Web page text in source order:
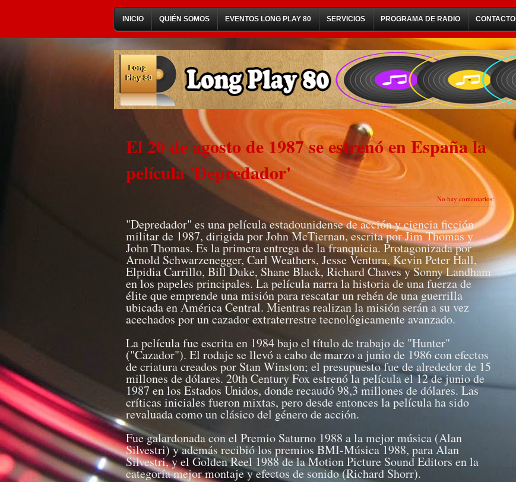
INICIO QUIÉN SOMOS EVENTOS LONG PLAY 80 SERVICIOS PROGRAMA DE RADIO CONTACTO
El 20 de agosto de 1987 se estrenó en España la
película 'Depredador'
No hay comentarios:
"Depredador" es una película estadounidense de acción y ciencia ficción
militar de 1987, dirigida por John McTiernan, escrita por Jim Thomas y
John Thomas. Es la primera entrega de la franquicia. Protagonizada por
Arnold Schwarzenegger, Carl Weathers, Jesse Ventura, Kevin Peter Hall,
Elpidia Carrillo, Bill Duke, Shane Black, Richard Chaves y Sonny Landham
en los papeles principales. La película narra la historia de una fuerza de
élite que emprende una misión para rescatar un rehén de una guerrilla
ubicada en América Central. Mientras realizan la misión serán a su vez
acechados por un cazador extraterrestre tecnológicamente avanzado.
La película fue escrita en 1984 bajo el título de trabajo de "Hunter"
("Cazador"). El rodaje se llevó a cabo de marzo a junio de 1986 con efectos
de criatura creados por Stan Winston; el presupuesto fue de alrededor de 15
millones de dólares. 20th Century Fox estrenó la película el 12 de junio de
1987 en los Estados Unidos, donde recaudó 98,3 millones de dólares. Las
críticas iniciales fueron mixtas, pero desde entonces la película ha sido
revaluada como un clásico del género de acción.
Fue galardonada con el Premio Saturno 1988 a la mejor música (Alan
Silvestri) y además recibió los premios BMI-Música 1988, para Alan
Silvestri, y el Golden Reel 1988 de la Motion Picture Sound Editors en la
categoría mejor montaje y efectos de sonido (Richard Shorr).